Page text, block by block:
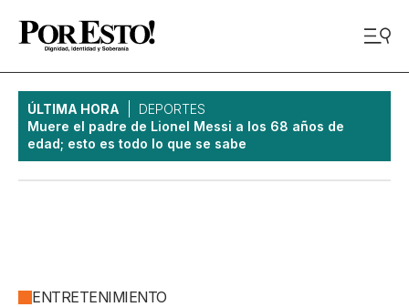
ÚLTIMA HORA
DEPORTES
Muere el padre de Lionel Messi a los 68 años de
edad; esto es todo lo que se sabe
ENTRETENIMIENTO